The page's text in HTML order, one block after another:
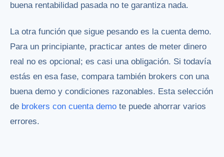
buena rentabilidad pasada no te garantiza nada.
La otra función que sigue pesando es la cuenta demo.
Para un principiante, practicar antes de meter dinero
real no es opcional; es casi una obligación. Si todavía
estás en esa fase, compara también brokers con una
buena demo y condiciones razonables. Esta selección
de brokers con cuenta demo te puede ahorrar varios
errores.